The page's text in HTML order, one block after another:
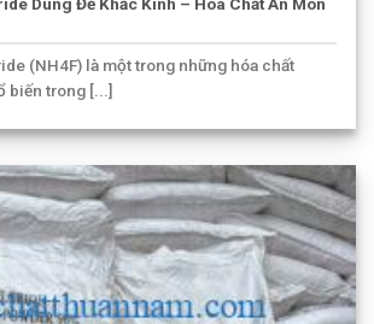
(NH4F) là một trong những hóa chất
biến trong [...]